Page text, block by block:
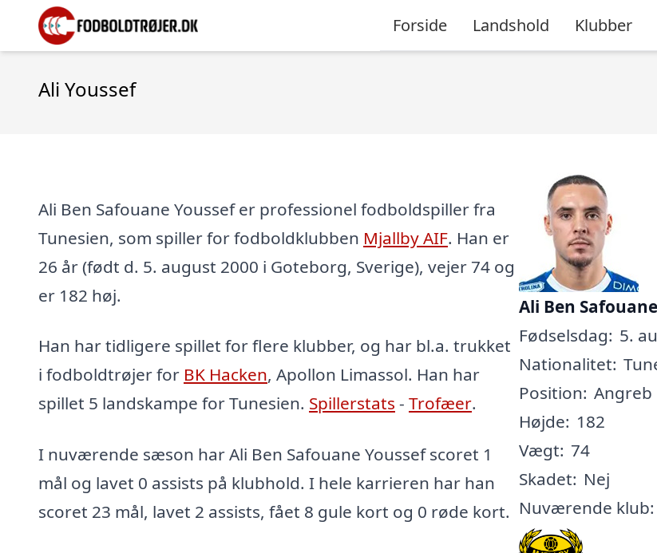
Forside Landshold Klubber
Ali Youssef
Ali Ben Safouane Youssef er professionel fodboldspiller fra
Tunesien, som spiller for fodboldklubben Mjallby AIF. Han er
26 år (født d. 5. august 2000 i Goteborg, Sverige), vejer 74 og
er 182 høj.
Han har tidligere spillet for flere klubber, og har bl.a. trukket
i fodboldtrøjer for BK Hacken, Apollon Limassol. Han har
spillet 5 landskampe for Tunesien. Spillerstats - Trofæer.
I nuværende sæson har Ali Ben Safouane Youssef scoret 1
mål og lavet 0 assists på klubhold. I hele karrieren har han
scoret 23 mål, lavet 2 assists, fået 8 gule kort og 0 røde kort.
Ali Ben
Fødselsdag: 5.
Nationalitet:
Position: Angreb
Højde: 182
Vægt: 74
Skadet: Nej
Nuværende klub: